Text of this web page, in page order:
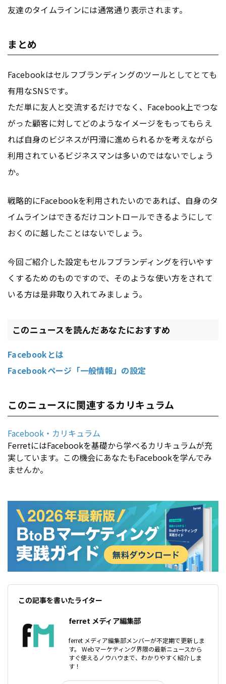
友達のタイムラインには通常通り表示されます。
まとめ
Facebookはセルフブランディングのツールとしてとても
有用なSNSです。
ただ単に友人と交流するだけでなく、Facebook上でつな
がった顧客に対してどのようなイメージをもってもらえ
れば自身のビジネスが円滑に進められるかを考えながら
利用されているビジネスマンは多いのではないでしょう
か。
戦略的にFacebookを利用されたいのであれば、自身のタ
イムラインはできるだけコントロールできるようにして
おくのに越したことはないでしょう。
今回ご紹介した設定もセルフブランディングを行いやす
くするためのものですので、そのような使い方をされて
いる方は是非取り入れてみましょう。
このニュースを読んだあなたにおすすめ
Facebookとは
Facebookページ「一般情報」の設定
このニュースに関連するカリキュラム
Facebook・カリキュラム
FerretにはFacebookを基礎から学べるカリキュラムが充
実しています。この機会にあなたもFacebookを学んでみ
ませんか。
この記事を書いたライター
ferret メディア編集部
ferret メディア編集部メンバーが不定期で更新しま
す。 Webマーケティング界隈の最新ニュースから
すぐ使えるノウハウまで、わかりやすく紹介しま
す！